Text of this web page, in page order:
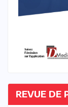
REVUE DE